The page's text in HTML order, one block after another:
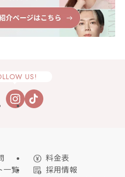
US!
料金表
一覧
採用情報